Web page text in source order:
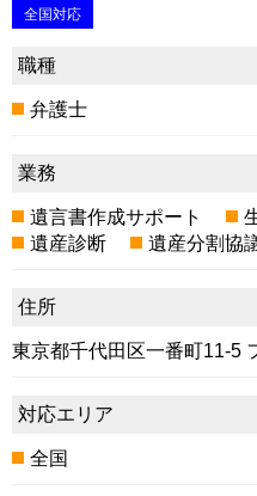
全国対応
職種
弁護士
業務
遺言書作成サポート
遺産診断
遺産分割協
住所
東京都千代田区一番町11-5
対応エリア
全国